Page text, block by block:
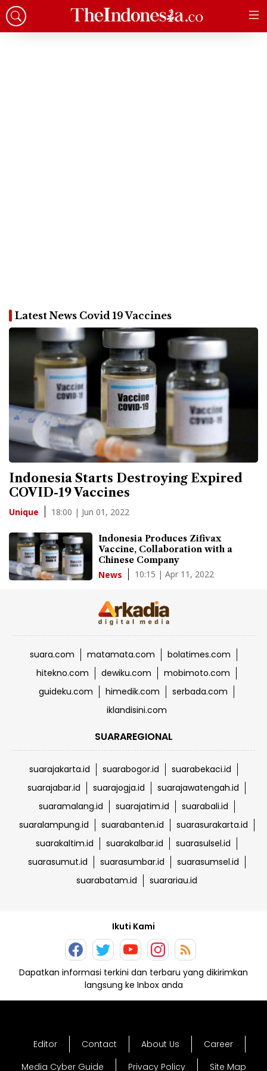
Latest News Covid 19 Vaccines
Indonesia Starts Destroying Expired
COVID-19 Vaccines
Unique 18:00 | Jun 01, 2022
Indonesia Produces Zifivax
Vaccine, Collaboration with a
Chinese Company
News 10:15 | Apr 11, 2022
suara.com matamata.com
bolatimes.com
hitekno.com
dewiku.com
mobimoto.com
guideku.com
himedik.com
serbada.com
iklandisini.com
SUARAREGIONAL
suarajakarta.id suarabogor.id
suarabekaci.id
suarajabar.id
suarajogja.id
suarajawatengah.id
suaramalang.id
suarajatim.id
suarabali.id
suaralampung.id
suarabanten.id
suarasurakarta.id
suarakaltim.id
suarakalbar.id
suarasulsel.id
suarasumut.id
suarasumbar.id
suarasumsel.id
suarabatam.id
suarariau.id
Ikuti Kami
Dapatkan informasi terkini dan terbaru yang dikirimkan
langsung ke Inbox anda
Editor Contact About Us
Career
Media Cyber Guide
Privacy Policy Site Map